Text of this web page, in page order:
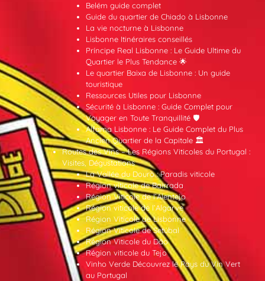
Belém guide complet
Guide du quartier de Chiado à Lisbonne
La vie nocturne à Lisbonne
Lisbonne Itinéraires conseillés
Príncipe Real Lisbonne : Le Guide Ultime du
Quartier le Plus Tendance 🌟
Le quartier Baixa de Lisbonne : Un guide
touristique
Ressources Utiles pour Lisbonne
Sécurité à Lisbonne : Guide Complet pour
Voyager en Toute Tranquillité 🛡️
Alfama Lisbonne : Le Guide Complet du Plus
Ancien Quartier de la Capitale 🏛️
Routes des Vins – Les Régions Viticoles du Portugal :
Visites, Dégustations
La Vallée du Douro : Paradis viticole
Région viticole de Bairrada
Région Viticole de l’Alentejo
Région viticole de l’Algarve
Région Viticole de Lisbonne
Région Viticole de Setúbal
Région Viticole du Dão
Région viticole du Tejo
Vinho Verde Découvrez le Pays du Vin Vert
au Portugal